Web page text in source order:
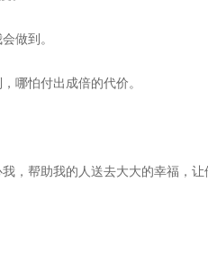
做到。
哪怕付出成倍的代价。
帮助我的人送去大大的幸福，